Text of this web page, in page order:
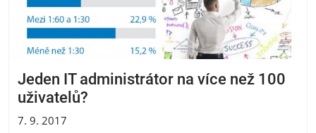
Jeden IT administrátor na více než 100
uživatelů?
7. 9. 2017